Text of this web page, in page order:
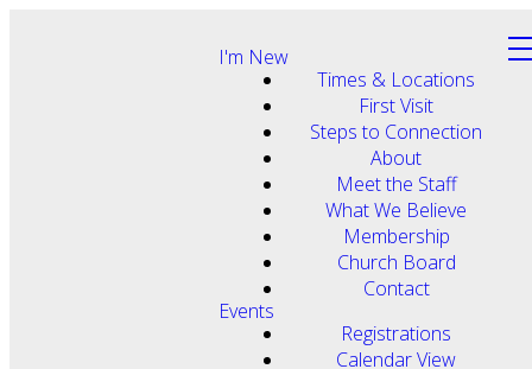
I'm New
Times & Locations
First Visit
Steps to Connection
About
Meet the Staff
What We Believe
Membership
Church Board
Contact
Events
Registrations
Calendar View